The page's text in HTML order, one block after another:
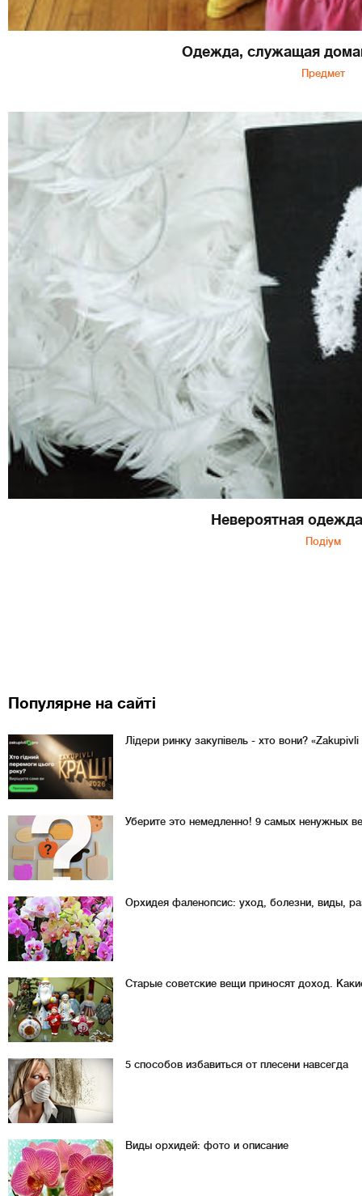
Одежда, служащая
Предмет
Невероятная
Подіум
Популярне на сайті
Лідери ринку закупівель - хто вони?
Уберите это немедленно! 9 самых ненужных
Орхидея фаленопсис: уход, болезни, виды,
Старые советские вещи приносят доход.
5 способов избавиться от плесени навсегда
Виды орхидей: фото и описание